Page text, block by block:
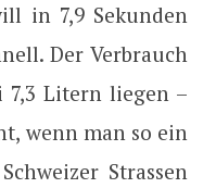
in 7,9 Sekunden
Der Verbrauch
7,3 Litern liegen –
wenn man so ein
Strassen